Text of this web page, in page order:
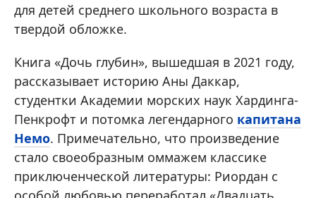
для детей среднего школьного возраста в
твердой обложке.
Книга «Дочь глубин», вышедшая в 2021 году,
рассказывает историю Аны Даккар,
студентки Академии морских наук Хардинга-
Пенкрофт и потомка легендарного капитана
Немо. Примечательно, что произведение
стало своеобразным оммажем классике
приключенческой литературы: Риордан с